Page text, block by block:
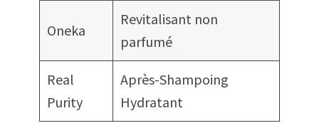
Oneka
Revitalisant non
parfumé
Real
Purity
Après-Shampoing
Hydratant